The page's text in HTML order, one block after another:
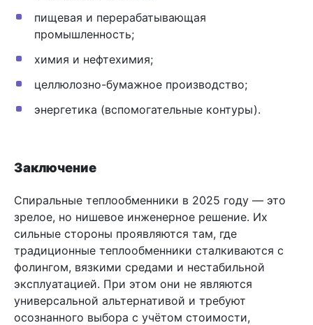
пищевая и перерабатывающая
промышленность;
химия и нефтехимия;
целлюлозно-бумажное производство;
энергетика (вспомогательные контуры).
Заключение
Спиральные теплообменники в 2025 году — это
зрелое, но нишевое инженерное решение. Их
сильные стороны проявляются там, где
традиционные теплообменники сталкиваются с
фолингом, вязкими средами и нестабильной
эксплуатацией. При этом они не являются
универсальной альтернативой и требуют
осознанного выбора с учётом стоимости,